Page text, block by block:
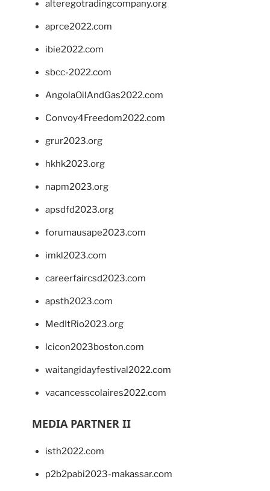
alteregotradingcompany.org
aprce2022.com
ibie2022.com
sbcc-2022.com
AngolaOilAndGas2022.com
Convoy4Freedom2022.com
grur2023.org
hkhk2023.org
napm2023.org
apsdfd2023.org
forumausape2023.com
imkl2023.com
careerfaircsd2023.com
apsth2023.com
MedItRio2023.org
lcicon2023boston.com
waitangidayfestival2022.com
vacancesscolaires2022.com
MEDIA PARTNER II
isth2022.com
p2b2pabi2023-makassar.com